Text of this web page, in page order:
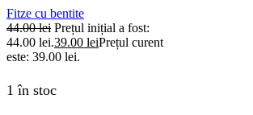
Fitze cu bentite
44.00lei Prețul inițial a fost:
44.00 lei.39.00 leiPrețul curent
este: 39.00 lei.
1 în stoc